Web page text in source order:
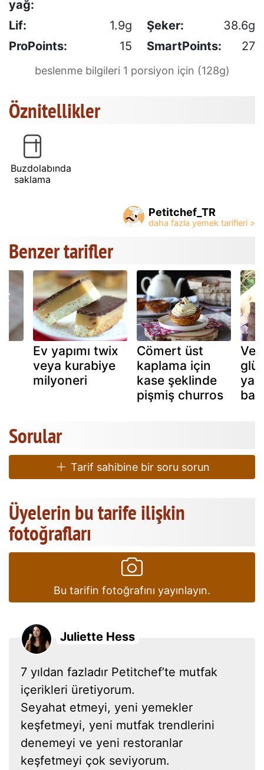
yağ:
Lif:
1.9g Şeker:
38.6g
ProPoints:
15 SmartPoints: 27
beslenme bilgileri 1 porsiyon için (128g)
Öznitellikler
Buzdolabında
saklama
Petitchef_TR
Benzer tarifler
Ev yapımı twix
veya kurabiye
milyoneri
Cömert üst
kaplama için
kase şeklinde
pişmiş churros
Sorular
Tarif sahibine bir soru sorun
Üyelerin bu tarife ilişkin
fotoğrafları
Bu tarifin fotoğrafını yayınlayın.
Juliette Hess
7 yıldan fazladır Petitchef’te mutfak
içerikleri üretiyorum.
Seyahat etmeyi, yeni yemekler
keşfetmeyi, yeni mutfak trendlerini
denemeyi ve yeni restoranlar
keşfetmeyi çok seviyorum.